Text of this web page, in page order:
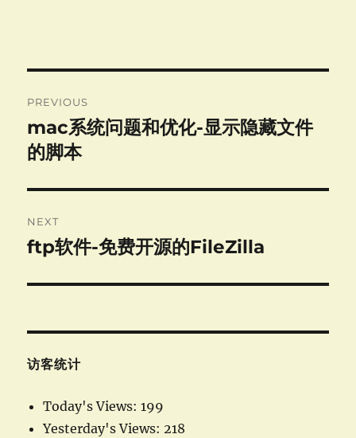
navigation
PREVIOUS
Previous
post:
mac系统问题和优化-显示隐藏文件
的脚本
NEXT
Next
ftp软件-免费开源的FileZilla
访客统计
Today's Views:199
Yesterday's Views:218